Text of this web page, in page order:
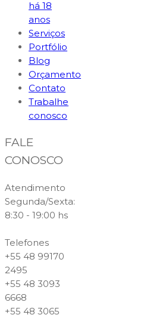
há 18
anos
Serviços
Portfólio
Blog
Orçamento
Contato
Trabalhe
conosco
FALE
CONOSCO
Atendimento
Segunda/Sexta:
8:30 - 19:00 hs
Telefones
+55 48 99170
2495
+55 48 3093
6668
+55 48 3065